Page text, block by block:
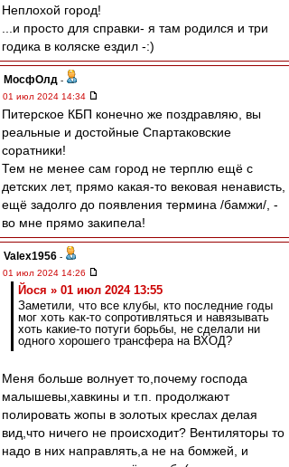
Неплохой город!
...и просто для справки- я там родился и три
годика в коляске ездил -:)
МосфОлд -
01 июл 2024 14:34
Питерское КБП конечно же поздравляю, вы
реальные и достойные Спартаковские
соратники!
Тем не менее сам город не терплю ещё с
детских лет, прямо какая-то вековая ненависть,
ещё задолго до появления термина /бамжи/, -
во мне прямо закипела!
Valex1956 -
01 июл 2024 14:26
Йося » 01 июл 2024 13:55
Заметили, что все клубы, кто последние годы
мог хоть как-то сопротивляться и навязывать
хоть какие-то потуги борьбы, не сделали ни
одного хорошего трансфера на ВХОД?
Меня больше волнует то,почему господа
малышевы,хавкины и т.п. продолжают
полировать жопы в золотых креслах делая
вид,что ничего не происходит? Вентиляторы то
надо в них направлять,а не на бомжей, и